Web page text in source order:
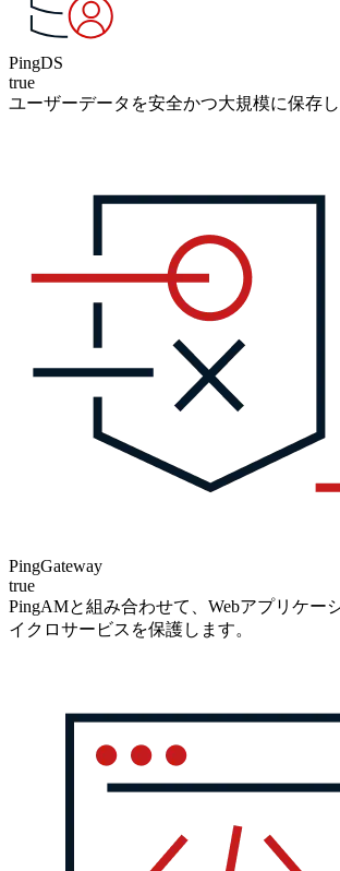
PingDS
true
ユーザーデータを安全かつ大規模に保存し
PingGateway
true
PingAMと組み合わせて、Webアプリケー
イクロサービスを保護します。